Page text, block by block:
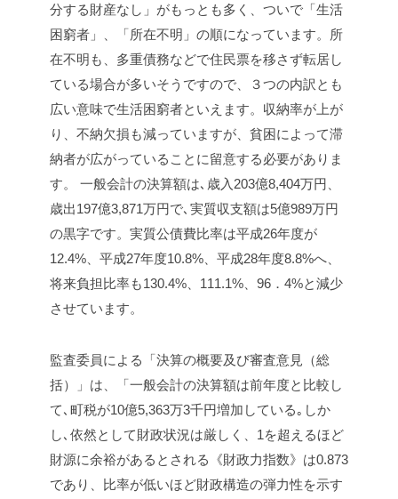
分する財産なし」がもっとも多く、ついで「生活
困窮者」、「所在不明」の順になっています。所
在不明も、多重債務などで住民票を移さず転居し
ている場合が多いそうですので、３つの内訳とも
広い意味で生活困窮者といえます。収納率が上が
り、不納欠損も減っていますが、貧困によって滞
納者が広がっていることに留意する必要がありま
す。
一般会計の決算額は､歳入203億8,404万円、
歳出197億3,871万円で､実質収支額は5億989万円
の黒字です。実質公債費比率は平成26年度が
12.4%、平成27年度10.8%、平成28年度8.8%へ、
将来負担比率も130.4%、111.1%、96．4%と減少
させています。
監査委員による「決算の概要及び審査意見（総
括）」は、「一般会計の決算額は前年度と比較し
て､町税が10億5,363万3千円増加している｡しか
し､依然として財政状況は厳しく、1を超えるほど
財源に余裕があるとされる《財政力指数》は0.873
であり、比率が低いほど財政構造の弾力性を示す